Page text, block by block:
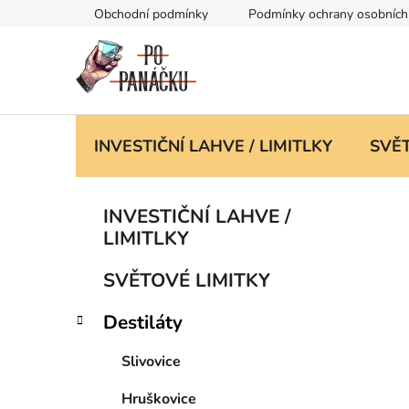
Obchodní podmínky Podmínky ochrany
INVESTIČNÍ LAHVE / LIMITLKY
a
Přeskočit
kategorie
r
INVESTIČNÍ LAHVE /
LIMITLKY
SVĚTOVÉ LIMITKY
Destiláty
Slivovice
Hruškovice